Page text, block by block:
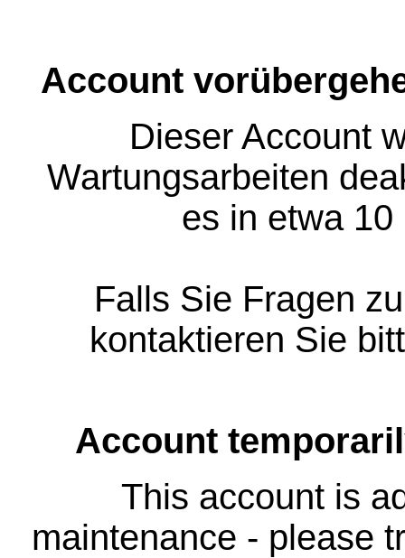
Account
Dieser Account
Wartungsarbeiten
es in etwa
Falls Sie Fragen
kontaktieren Sie
Account
This account is
maintenance - please